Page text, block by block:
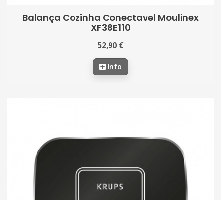
Balança Cozinha Conectavel Moulinex
XF38E110
52,90 €
Info